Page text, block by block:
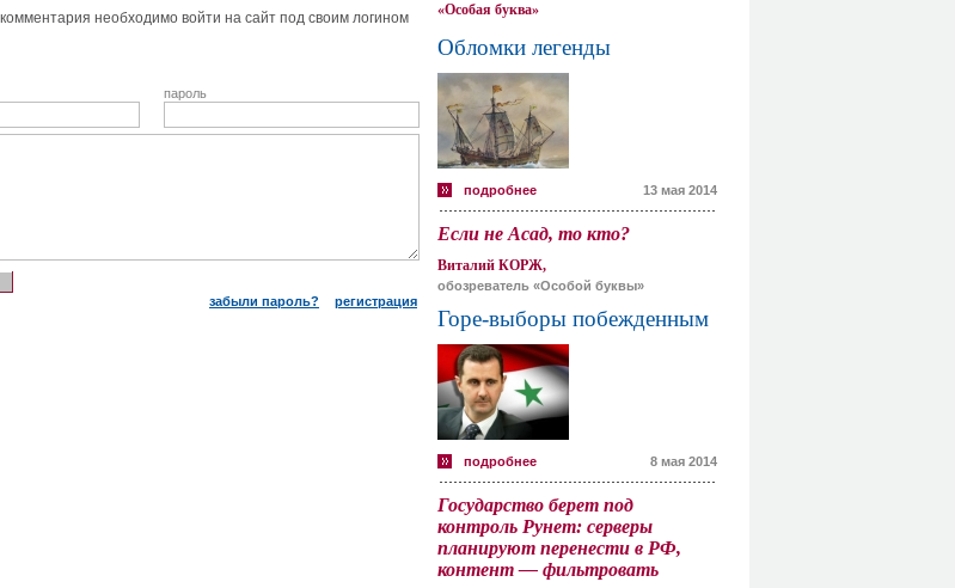
необходимо войти на сайт под своим логином
пароль
забыли пароль? регистрация
«Особая буква»
Обломки легенды
подробнее 13 мая 2014
Если не Асад, то кто?
Виталий КОРЖ,
обозреватель «Особой буквы»
Горе-выборы побежденным
подробнее 8 мая 2014
Государство берет под
контроль Рунет: серверы
планируют перенести в РФ,
контент — фильтровать